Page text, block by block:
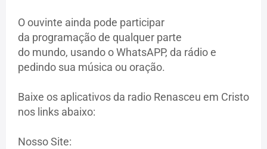
O ouvinte ainda pode participar
da programação de qualquer parte
do mundo, usando o WhatsAPP, da rádio e
pedindo sua música ou oração.
Baixe os aplicativos da radio Renasceu em Cristo
nos links abaixo:
Nosso Site: